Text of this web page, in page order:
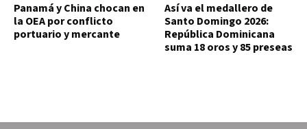
Panamá y China chocan en
la OEA por conflicto
portuario y mercante
Así va el medallero de
Santo Domingo 2026:
República Dominicana
suma 18 oros y 85 preseas